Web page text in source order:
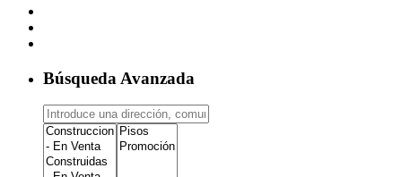
Búsqueda Avanzada